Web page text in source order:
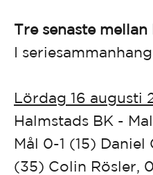
Tre senaste mellan
I seriesammanhang
Lördag 16 augusti
Halmstads BK -
Mål 0-1 (15)
(35) Colin Rösler,